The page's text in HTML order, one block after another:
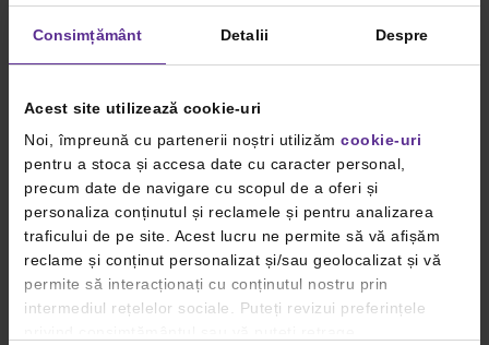
Consimțământ Detalii Despre
Acest site utilizează cookie-uri
Noi, împreună cu partenerii noștri utilizăm cookie-uri
pentru a stoca și accesa date cu caracter personal,
precum date de navigare cu scopul de a oferi și
personaliza conținutul și reclamele și pentru analizarea
traficului de pe site. Acest lucru ne permite să vă afișăm
reclame și conținut personalizat și/sau geolocalizat și vă
permite să interacționați cu conținutul nostru prin
intermediul rețelelor sociale. Puteți revizui preferințele